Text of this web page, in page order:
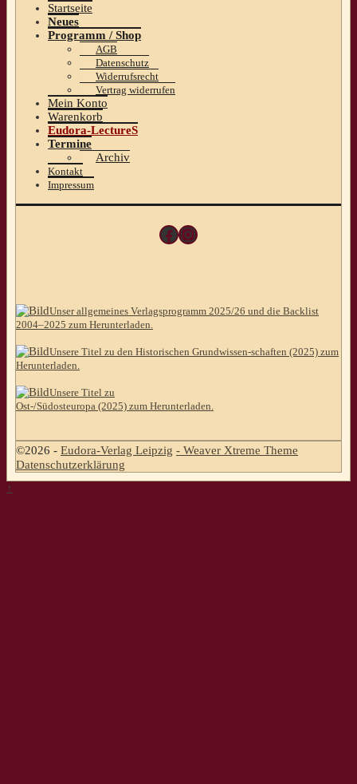
Startseite
Neues
Programm / Shop
AGB
Datenschutz
Widerrufsrecht
Vertrag widerrufen
Mein Konto
Warenkorb
Eudora-LectureS
Termine
Archiv
Kontakt
Impressum
Facebook
Instagram
Unser allgemeines Verlagsprogramm 2025/26 und die Backlist
2004–2025 zum Herunterladen.
Unsere Titel zu den Historischen Grundwissen-schaften (2025) zum
Herunterladen.
Unsere Titel zu
Ost-/Südosteuropa (2025) zum Herunterladen.
©2026 - Eudora-Verlag Leipzig - Weaver Xtreme Theme
Datenschutzerklärung
↑